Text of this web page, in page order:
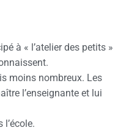
à « l’atelier des petits »
moins nombreux. Les
l’enseignante et lui